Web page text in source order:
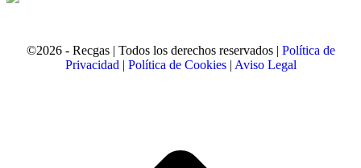
©2026 - Recgas | Todos los derechos reservados | Política de
Privacidad | Política de Cookies| Aviso Legal